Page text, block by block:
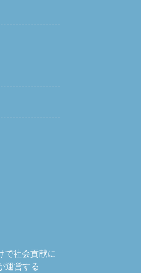
で社会貢献に
運営する